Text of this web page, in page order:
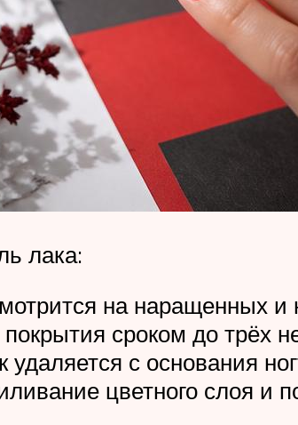
лака:
на наращенных и
сроком до трёх
удаляется с основания
цветного слоя и